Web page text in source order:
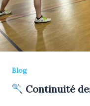
Blog
Continuité